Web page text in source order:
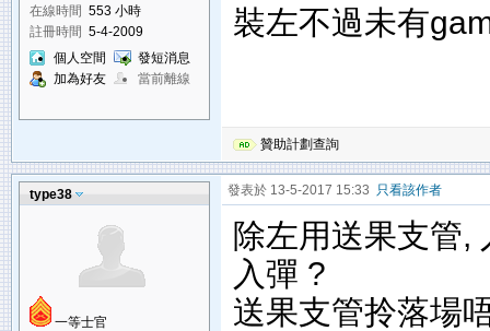
在線時間 553 小時
註冊時間 5-4-2009
個人空間
發短消息
加為好友
當前離線
裝左不過未有
贊助計劃查詢
type38
一等士官
發表於 13-5-2017 15:33 只看該作者
除左用送果支管,
入彈 ?
送果支管拎落場